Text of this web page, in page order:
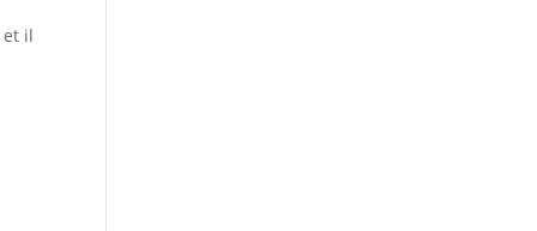
et il